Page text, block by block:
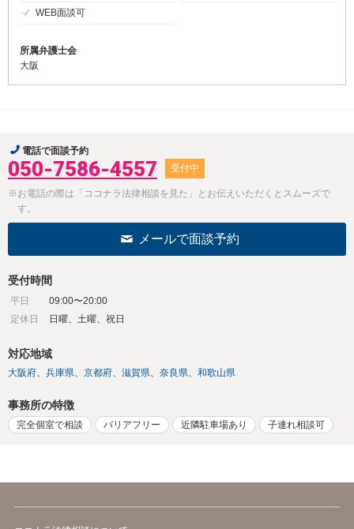
WEB面談可
所属弁護士会
大阪
電話で面談予約
050-7586-4557 受付中
※お電話の際は「ココナラ法律相談を見た」とお伝えいただくとスムーズで
す。
メールで面談予約
受付時間
平日
09:00〜20:00
定休日
日曜、土曜、祝日
対応地域
大阪府 兵庫県 京都府 滋賀県 奈良県 和歌山県
事務所の特徴
完全個室で相談 バリアフリー 近隣駐車場あり 子連れ相談可